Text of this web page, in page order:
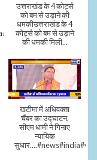
उत्तराखंड के 4 कोर्ट्स
को बम से उड़ाने की
धमकीउत्तराखंड के 4
कोर्ट्स को बम से उड़ाने
की धमकी मिली...
खटीमा में अधिवक्ता
चैंबर का उद्घाटन,
सीएम धामी ने गिनाए
न्यायिक